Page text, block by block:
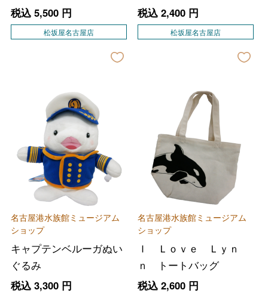
税込 5,500円
松坂屋名古屋店
税込 2,400円
松坂屋名古屋店
名古屋港水族館ミュージアム
ショップ
キャプテンベルーガぬい
ぐるみ
税込 3,300円
名古屋港水族館ミュージアム
ショップ
Ｉ Ｌｏｖｅ Ｌｙｎ
ｎ トートバッグ
税込 2,600円